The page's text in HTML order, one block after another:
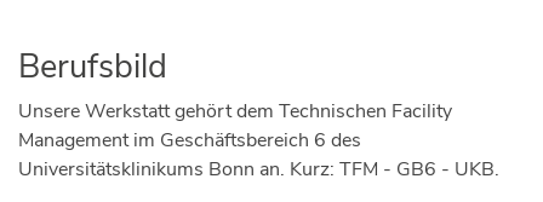
Berufsbild
Unsere Werkstatt gehört dem Technischen Facility
Management im Geschäftsbereich 6 des
Universitätsklinikums Bonn an. Kurz: TFM - GB6 - UKB.